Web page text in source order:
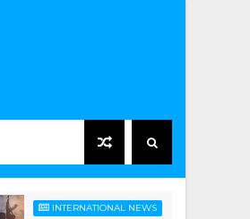
INTERNATIONAL NEWS ဆော်ဒီညွန့်ပေါင်းတ